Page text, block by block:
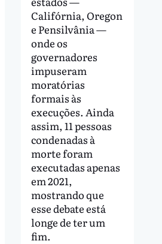
Califórnia, Oregon
e Pensilvânia —
onde os
governadores
impuseram
moratórias
formais às
execuções. Ainda
assim, 11 pessoas
condenadas à
morte foram
executadas apenas
em 2021,
mostrando que
esse debate está
longe de ter um
fim.